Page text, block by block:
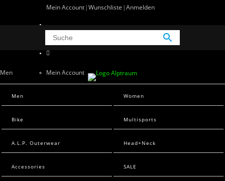
Mein Account Wunschliste Anmelden
Men
Men Sweats
Men T-Shirts
Women
Women Sweats
Bike
Mein Account
Men Women
Bike Multisports
A.L.P. Outerwear Head+Neck
Accessories SALE